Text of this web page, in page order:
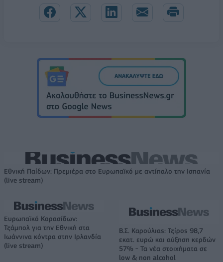
Εθνική Παίδων: Πρεμιέρα στο Ευρωπαϊκό με αντίπαλο την Ισπανία
(live stream)
Ευρωπαϊκό Κορασίδων:
Τζάμπολ για την Εθνική στα
Ιωάννινα κόντρα στην Ιρλανδία
(live stream)
Β.Σ. Καρούλιας: Τζίρος 98,7
εκατ. ευρώ και αύξηση κερδών
57% - Τα νέα στοιχήματα σε
low & non alcohol